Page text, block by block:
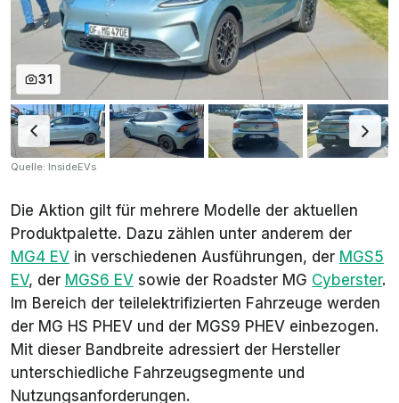
31
Quelle: InsideEVs
Die Aktion gilt für mehrere Modelle der aktuellen
Produktpalette. Dazu zählen unter anderem der
MG4 EV in verschiedenen Ausführungen, der MGS5
EV, der MGS6 EV sowie der Roadster MG Cyberster.
Im Bereich der teilelektrifizierten Fahrzeuge werden
der MG HS PHEV und der MGS9 PHEV einbezogen.
Mit dieser Bandbreite adressiert der Hersteller
unterschiedliche Fahrzeugsegmente und
Nutzungsanforderungen.